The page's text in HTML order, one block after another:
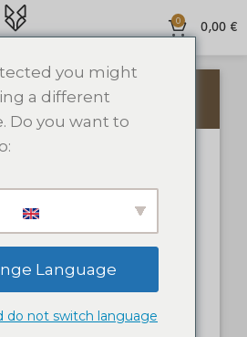
0 0,00 €
you might
a different
Do you want to
Language
do not switch language